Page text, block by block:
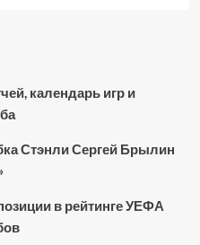
календарь игр и
Стэнли Сергей Брылин
в рейтинге УЕФА